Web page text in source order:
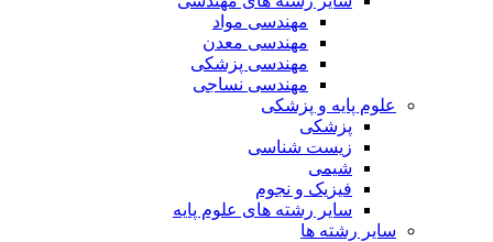
مهندسی مواد
مهندسی معدن
مهندسی پزشکی
مهندسی نساجی
علوم پایه و پزشکی
پزشکی
زیست شناسی
شیمی
فیزیک و نجوم
سایر رشته های علوم پایه
سایر رشته ها